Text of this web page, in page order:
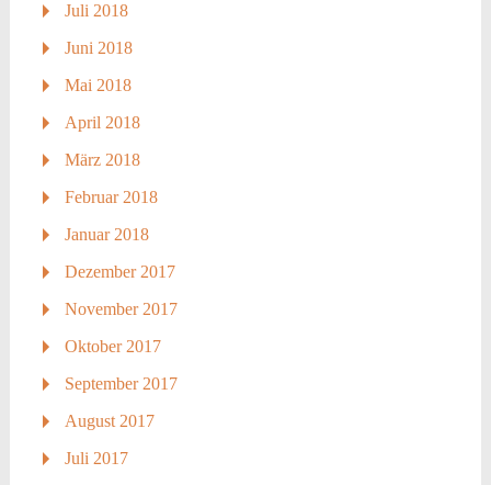
Juli 2018
Juni 2018
Mai 2018
April 2018
März 2018
Februar 2018
Januar 2018
Dezember 2017
November 2017
Oktober 2017
September 2017
August 2017
Juli 2017